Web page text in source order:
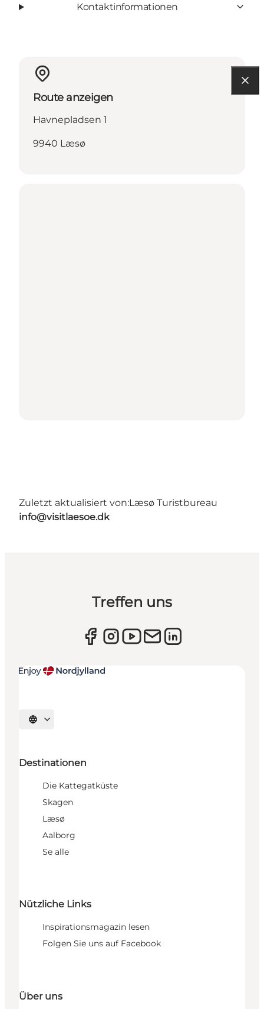
Kontaktinformationen
Route anzeigen
Havnepladsen 1
9940 Læsø
Zuletzt aktualisiert von:Læsø Turistbureau
info@visitlaesoe.dk
Treffen uns
Sprache auswählen
Destinationen
Die Kattegatküste
Skagen
Læsø
Aalborg
Se alle
Nützliche Links
Inspirationsmagazin lesen
Folgen Sie uns auf Facebook
Über uns